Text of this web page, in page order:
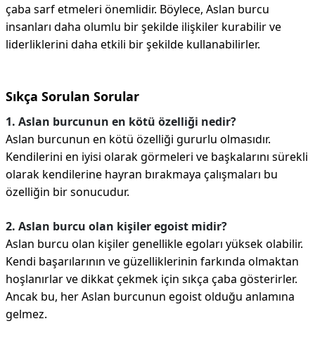
çaba sarf etmeleri önemlidir. Böylece, Aslan burcu
insanları daha olumlu bir şekilde ilişkiler kurabilir ve
liderliklerini daha etkili bir şekilde kullanabilirler.
Sıkça Sorulan Sorular
1. Aslan burcunun en kötü özelliği nedir?
Aslan burcunun en kötü özelliği gururlu olmasıdır.
Kendilerini en iyisi olarak görmeleri ve başkalarını sürekli
olarak kendilerine hayran bırakmaya çalışmaları bu
özelliğin bir sonucudur.
2. Aslan burcu olan kişiler egoist midir?
Aslan burcu olan kişiler genellikle egoları yüksek olabilir.
Kendi başarılarının ve güzelliklerinin farkında olmaktan
hoşlanırlar ve dikkat çekmek için sıkça çaba gösterirler.
Ancak bu, her Aslan burcunun egoist olduğu anlamına
gelmez.